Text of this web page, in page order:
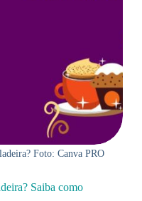
Foto: Canva PRO
Saiba como